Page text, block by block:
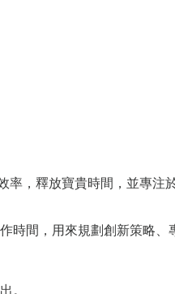
率，釋放寶貴時間，並專注
時間，用來規劃創新策略、
。